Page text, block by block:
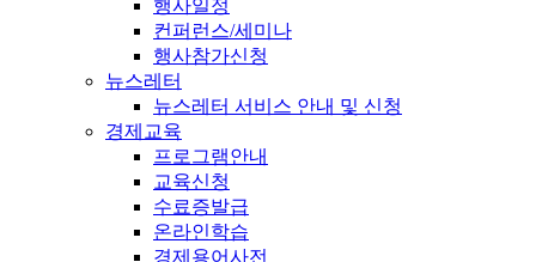
행사일정
컨퍼런스/세미나
행사참가신청
뉴스레터
뉴스레터 서비스 안내 및 신청
경제교육
프로그램안내
교육신청
수료증발급
온라인학습
경제용어사전